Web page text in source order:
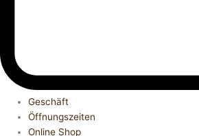
Geschäft
Öffnungszeiten
Online Shop